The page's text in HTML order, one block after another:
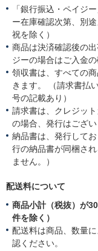
4
o
n
2
A
p
r
2
0
4
「銀行振込・ペイジ
ー在庫確認次第、別
祝を除く）
商品は決済確認後の
ジーの場合はご入金
領収書は、すべての
きます。 （請求書払
号の記載あり）
請求書は、クレジッ
の場合、発行はござい
納品書は、発行して
行の納品書が同梱さ
ません。）
配送料について
商品小計（税抜）が
件を除く）
配送料は商品、数量
認ください。